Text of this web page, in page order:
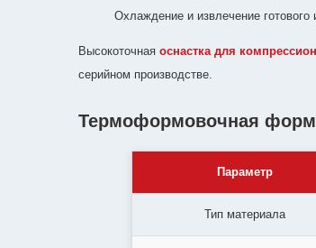
Охлаждение и извлечение готового
Высокоточная оснастка для
серийном производстве.
Термоформовочная
Параметр
Тип материала